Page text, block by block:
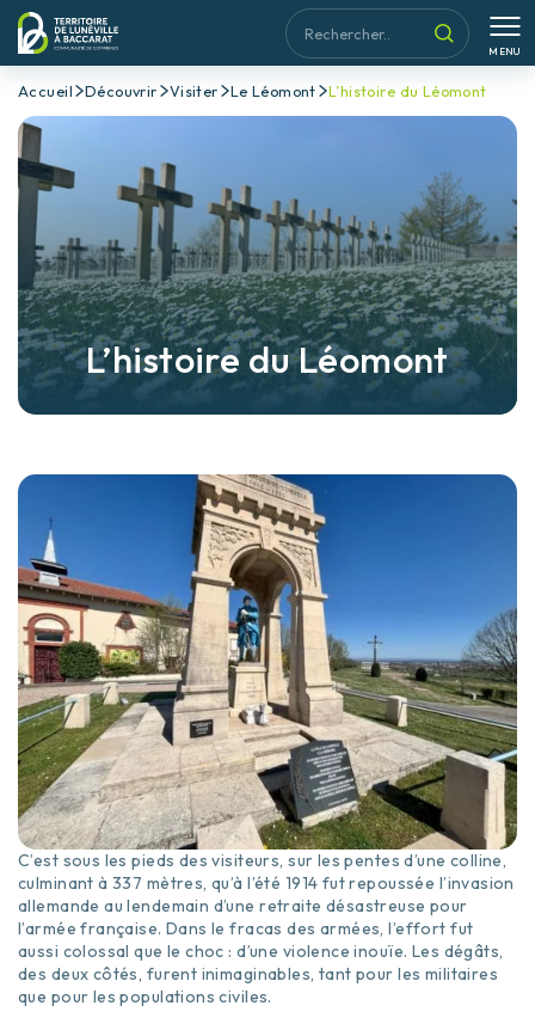
MENU
Accueil Découvrir Visiter Le Léomont L’histoire du Léomont
L’histoire du Léomont
C’est sous les pieds des visiteurs, sur les pentes d’une colline,
culminant à 337 mètres, qu’à l’été 1914 fut repoussée l’invasion
allemande au lendemain d’une retraite désastreuse pour
l’armée française. Dans le fracas des armées, l’effort fut
aussi colossal que le choc : d’une violence inouïe. Les dégâts,
des deux côtés, furent inimaginables, tant pour les militaires
que pour les populations civiles.